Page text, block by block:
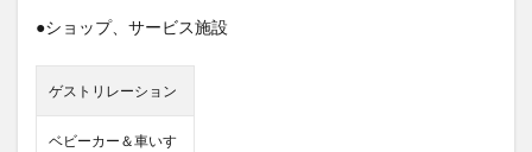
●ショップ、サービス施設
ゲストリレーション
ベビーカー＆車いす